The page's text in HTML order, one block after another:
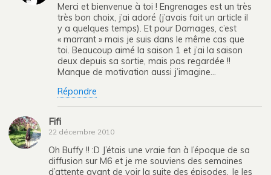
Merci et bienvenue à toi ! Engrenages est un très
très bon choix, j’ai adoré (j’avais fait un article il
y a quelques temps). Et pour Damages, c’est
« marrant » mais je suis dans le même cas que
toi. Beaucoup aimé la saison 1 et j’ai la saison
deux depuis sa sortie, mais pas regardée !!
Manque de motivation aussi j’imagine…
Répondre
Fifi
22 décembre 2010
Oh Buffy !! :D J’étais une vraie fan à l’époque de sa
diffusion sur M6 et je me souviens des semaines
d’attente avant de voir la suite des épisodes. Je les